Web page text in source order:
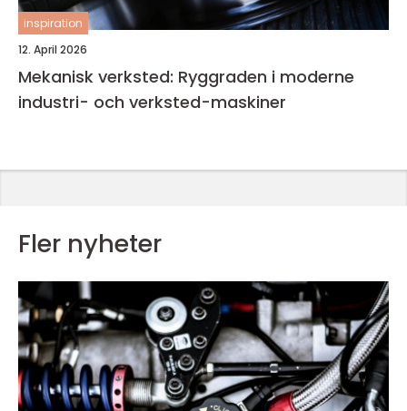
inspiration
12. April 2026
Mekanisk verksted: Ryggraden i moderne
industri- och verksted-maskiner
Fler nyheter